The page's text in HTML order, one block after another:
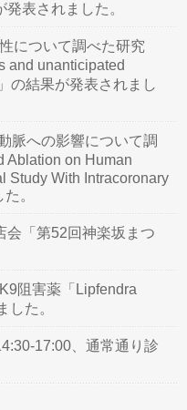
表されました。
について調べた研究
and unanticipated
の結果が発表されまし
脈への影響について調
Ablation on Human
Study With Intracoronary
。
会「第52回神楽坂まつ
阻害薬「Lipfendra
した。
17:00、通常通り診